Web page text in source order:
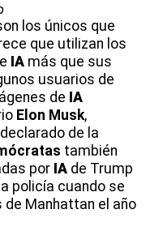
los únicos que
que utilizan los
IA más que sus
usuarios de
de IA
Elon Musk,
de la
también
por IA de Trump
policía cuando se
Manhattan el año